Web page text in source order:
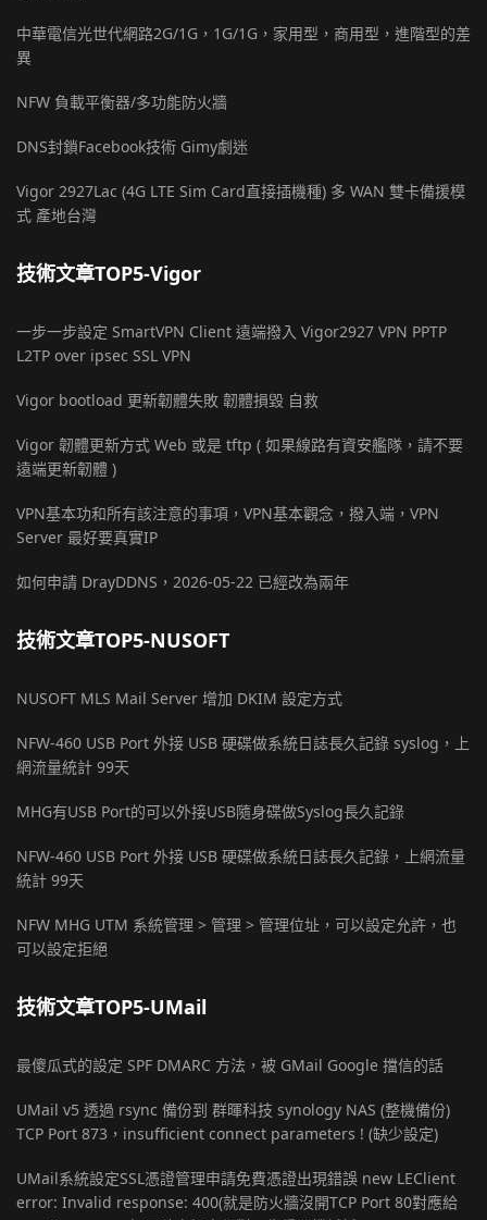
中華電信光世代網路2G/1G，1G/1G，家用型，商用型，進階型的差
異
NFW 負載平衡器/多功能防火牆
DNS封鎖Facebook技術 Gimy劇迷
Vigor 2927Lac (4G LTE Sim Card直接插機種) 多 WAN 雙卡備援模
式 產地台灣
技術文章TOP5-Vigor
一步一步設定 SmartVPN Client 遠端撥入 Vigor2927 VPN PPTP
L2TP over ipsec SSL VPN
Vigor bootload 更新韌體失敗 韌體損毀 自救
Vigor 韌體更新方式 Web 或是 tftp ( 如果線路有資安艦隊，請不要
遠端更新韌體 )
VPN基本功和所有該注意的事項，VPN基本觀念，撥入端，VPN
Server 最好要真實IP
如何申請 DrayDDNS，2026-05-22 已經改為兩年
技術文章TOP5-NUSOFT
NUSOFT MLS Mail Server 增加 DKIM 設定方式
NFW-460 USB Port 外接 USB 硬碟做系統日誌長久記錄 syslog，上
網流量統計 99天
MHG有USB Port的可以外接USB隨身碟做Syslog長久記錄
NFW-460 USB Port 外接 USB 硬碟做系統日誌長久記錄，上網流量
統計 99天
NFW MHG UTM 系統管理 > 管理 > 管理位址，可以設定允許，也
可以設定拒絕
技術文章TOP5-UMail
最傻瓜式的設定 SPF DMARC 方法，被 GMail Google 擋信的話
UMail v5 透過 rsync 備份到 群暉科技 synology NAS (整機備份)
TCP Port 873，insufficient connect parameters ! (缺少設定)
UMail系統設定SSL憑證管理申請免費憑證出現錯誤 new LEClient
error: Invalid response: 400(就是防火牆沒開TCP Port 80對應給